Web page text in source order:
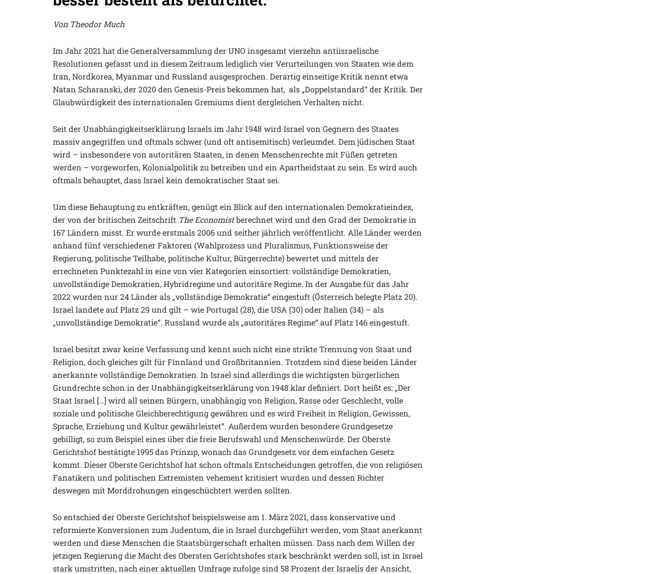
Von Theodor Much
Im Jahr 2021 hat die Generalversammlung der UNO insgesamt vierzehn antiisraelische
Resolutionen gefasst und in diesem Zeitraum lediglich vier Verurteilungen von Staaten wie dem
Iran, Nordkorea, Myanmar und Russland ausgesprochen. Derartig einseitige Kritik nennt etwa
Natan Scharanski, der 2020 den Genesis-Preis bekommen hat, als „Doppelstandard“ der Kritik. Der
Glaubwürdigkeit des internationalen Gremiums dient dergleichen Verhalten nicht.
Seit der Unabhängigkeitserklärung Israels im Jahr 1948 wird Israel von Gegnern des Staates
massiv angegriffen und oftmals schwer (und oft antisemitisch) verleumdet. Dem jüdischen Staat
wird – insbesondere von autoritären Staaten, in denen Menschenrechte mit Füßen getreten
werden – vorgeworfen, Kolonialpolitik zu betreiben und ein Apartheidstaat zu sein. Es wird auch
oftmals behauptet, dass Israel kein demokratischer Staat sei.
Um diese Behauptung zu entkräften, genügt ein Blick auf den internationalen Demokratieindex,
der von der britischen Zeitschrift The Economistberechnet wird und den Grad der Demokratie in
167 Ländern misst. Er wurde erstmals 2006 und seither jährlich veröffentlicht. Alle Länder werden
anhand fünf verschiedener Faktoren (Wahlprozess und Pluralismus, Funktionsweise der
Regierung, politische Teilhabe, politische Kultur, Bürgerrechte) bewertet und mittels der
errechneten Punktezahl in eine von vier Kategorien einsortiert: vollständige Demokratien,
unvollständige Demokratien, Hybridregime und autoritäre Regime. In der Ausgabe für das Jahr
2022 wurden nur 24 Länder als „vollständige Demokratie“ eingestuft (Österreich belegte Platz 20).
Israel landete auf Platz 29 und gilt – wie Portugal (28), die USA (30) oder Italien (34) – als
„unvollständige Demokratie“. Russland wurde als „autoritäres Regime“ auf Platz 146 eingestuft.
Israel besitzt zwar keine Verfassung und kennt auch nicht eine strikte Trennung von Staat und
Religion, doch gleiches gilt für Finnland und Großbritannien. Trotzdem sind diese beiden Länder
anerkannte vollständige Demokratien. In Israel sind allerdings die wichtigsten bürgerlichen
Grundrechte schon in der Unabhängigkeitserklärung von 1948 klar definiert. Dort heißt es: „Der
Staat Israel […] wird all seinen Bürgern, unabhängig von Religion, Rasse oder Geschlecht, volle
soziale und politische Gleichberechtigung gewähren und es wird Freiheit in Religion, Gewissen,
Sprache, Erziehung und Kultur gewährleistet“. Außerdem wurden besondere Grundgesetze
gebilligt, so zum Beispiel eines über die freie Berufswahl und Menschenwürde. Der Oberste
Gerichtshof bestätigte 1995 das Prinzip, wonach das Grundgesetz vor dem einfachen Gesetz
kommt. Dieser Oberste Gerichtshof hat schon oftmals Entscheidungen getroffen, die von religiösen
Fanatikern und politischen Extremisten vehement kritisiert wurden und dessen Richter
deswegen mit Morddrohungen eingeschüchtert werden sollten.
So entschied der Oberste Gerichtshof beispielsweise am 1. März 2021, dass konservative und
reformierte Konversionen zum Judentum, die in Israel durchgeführt werden, vom Staat anerkannt
werden und diese Menschen die Staatsbürgerschaft erhalten müssen. Dass nach dem Willen der
jetzigen Regierung die Macht des Obersten Gerichtshofes stark beschränkt werden soll, ist in Israel
stark umstritten, nach einer aktuellen Umfrage zufolge sind 58 Prozent der Israelis der Ansicht,